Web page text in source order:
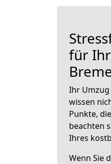
für
Ihr
wissen
Punkte,
beachten
Ihres
Wenn Sie